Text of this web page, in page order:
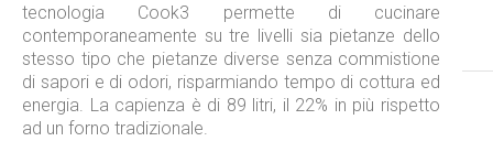
tecnologia Cook3 permette di cucinare
contemporaneamente su tre livelli sia pietanze dello
stesso tipo che pietanze diverse senza commistione
di sapori e di odori, risparmiando tempo di cottura ed
energia. La capienza è di 89 litri, il 22% in più rispetto
ad un forno tradizionale.